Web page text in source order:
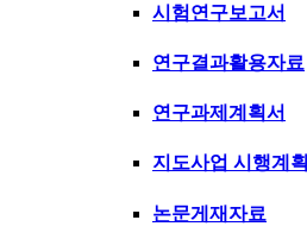
시험연구보고서
연구결과활용자료
연구과제계획서
지도사업 시행계획
논문게재자료